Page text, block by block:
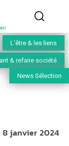
L'être & les liens
& refaire société
News Sélection
8 janvier 2024